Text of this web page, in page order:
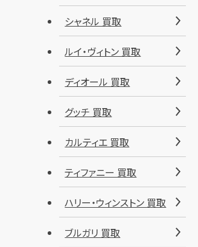
シャネル 買取
ルイ・ヴィトン 買取
ディオール 買取
グッチ 買取
カルティエ 買取
ティファニー 買取
ハリー・ウィンストン 買取
ブルガリ 買取